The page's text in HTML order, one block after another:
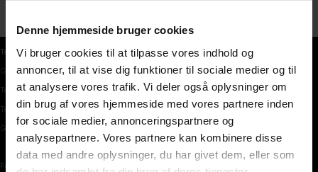
Denne hjemmeside bruger cookies
Vi bruger cookies til at tilpasse vores indhold og
annoncer, til at vise dig funktioner til sociale medier og til
at analysere vores trafik. Vi deler også oplysninger om
din brug af vores hjemmeside med vores partnere inden
for sociale medier, annonceringspartnere og
analysepartnere. Vores partnere kan kombinere disse
data med andre oplysninger, du har givet dem, eller som
Teoriprøver
Gratis teoriprøve
Teoriprøver oversigt
Teoriprøver – pakker/priser
Generhvervelse af kørekort
Færdselstavler